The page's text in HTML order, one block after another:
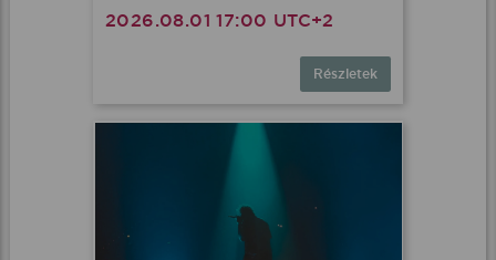
2026.08.01 17:00 UTC+2
Részletek